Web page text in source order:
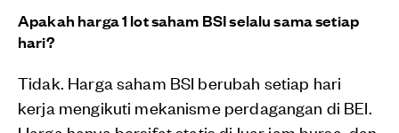
Apakah harga 1 lot saham BSI selalu sama setiap
hari?
Tidak. Harga saham BSI berubah setiap hari
kerja mengikuti mekanisme perdagangan di BEI.